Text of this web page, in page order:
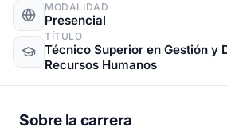
MODALIDAD
Presencial
TÍTULO
Técnico Superior en Gestión y
Recursos Humanos
Sobre la carrera